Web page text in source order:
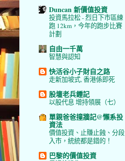
Duncan 新價值投資
投資馬拉松 - 烈日下市區練
跑 12km，今年的跑步比賽
計劃
自由一千萬
智慧與認知
快活谷小子財自之路
走新加坡式, 香港係即死
股壇老兵鍾記
以股代息 增持領展（七）
單親爸爸撞牆記@懶系投
資法
價值投資、止賺止蝕、分段
入市，統統都是錯的！
巴黎的價值投資